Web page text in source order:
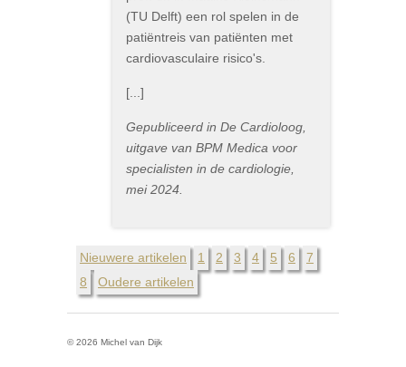
(TU Delft) een rol spelen in de
patiëntreis van patiënten met
cardiovasculaire risico's.
[...]
Gepubliceerd in De Cardioloog,
uitgave van BPM Medica voor
specialisten in de cardiologie,
mei 2024.
Nieuwere artikelen 1 2 3 4 5 6
7
8
Oudere artikelen
© 2026 Michel van Dijk